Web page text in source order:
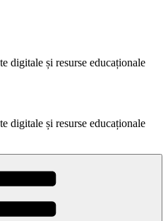
digitale și resurse educaționale
digitale și resurse educaționale